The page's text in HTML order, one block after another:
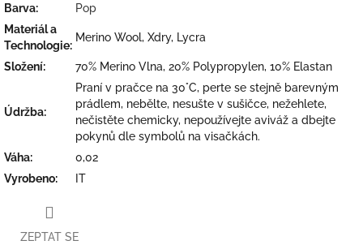
Barva:
Pop
Materiál a
Technologie:
Merino Wool, Xdry, Lycra
Složení: 70% Merino Vlna, 20% Polypropylen, 10% Elastan
Údržba:
Praní v pračce na 30°C, perte se stejně barevným
prádlem, nebělte, nesušte v sušičce, nežehlete,
nečistěte chemicky, nepoužívejte aviváž a dbejte
pokynů dle symbolů na visačkách.
Váha:
0,02
Vyrobeno: IT
ZEPTAT SE